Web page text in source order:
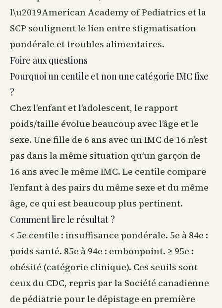
l\u2019American Academy of Pediatrics et la
SCP soulignent le lien entre stigmatisation
pondérale et troubles alimentaires.
Foire aux questions
Pourquoi un centile et non une catégorie IMC fixe
?
Chez l’enfant et l’adolescent, le rapport
poids/taille évolue beaucoup avec l’âge et le
sexe. Une fille de 6 ans avec un IMC de 16 n’est
pas dans la même situation qu’un garçon de
16 ans avec le même IMC. Le centile compare
l’enfant à des pairs du même sexe et du même
âge, ce qui est beaucoup plus pertinent.
Comment lire le résultat ?
< 5e centile : insuffisance pondérale. 5e à 84e :
poids santé. 85e à 94e : embonpoint. ≥ 95e :
obésité (catégorie clinique). Ces seuils sont
ceux du CDC, repris par la Société canadienne
de pédiatrie pour le dépistage en première